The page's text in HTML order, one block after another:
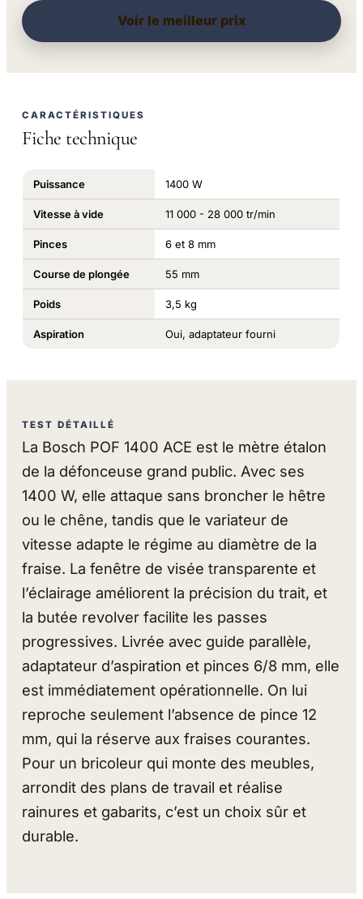
Voir le meilleur prix
CARACTÉRISTIQUES
Fiche technique
Puissance 1400 W
Vitesse à vide 11 000 - 28 000 tr/min
Pinces 6 et 8 mm
Course de plongée 55 mm
Poids 3,5 kg
Aspiration Oui, adaptateur fourni
TEST DÉTAILLÉ
La Bosch POF 1400 ACE est le mètre étalon
de la défonceuse grand public. Avec ses
1400 W, elle attaque sans broncher le hêtre
ou le chêne, tandis que le variateur de
vitesse adapte le régime au diamètre de la
fraise. La fenêtre de visée transparente et
l’éclairage améliorent la précision du trait, et
la butée revolver facilite les passes
progressives. Livrée avec guide parallèle,
adaptateur d’aspiration et pinces 6/8 mm, elle
est immédiatement opérationnelle. On lui
reproche seulement l’absence de pince 12
mm, qui la réserve aux fraises courantes.
Pour un bricoleur qui monte des meubles,
arrondit des plans de travail et réalise
rainures et gabarits, c’est un choix sûr et
durable.